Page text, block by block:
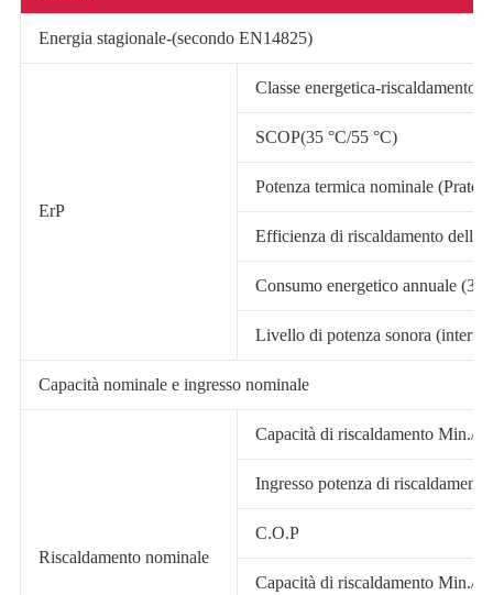
Energia stagionale-(secondo EN14825)
ErP
Classe energetica-riscaldamento
SCOP(35 °C/55 °C)
Potenza termica nominale
Efficienza di riscaldamento dello
Consumo energetico annuale (35
Livello di potenza sonora
Capacità nominale e ingresso nominale
Riscaldamento nominale
Capacità di riscaldamento Min./
Ingresso potenza di
C.O.P
Capacità di riscaldamento Min./